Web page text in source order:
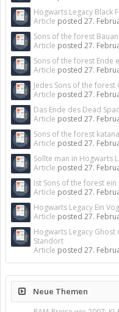
Hogwarts Legacy Black
Article posted 27.
Sons of the forest
Article posted 27.
Sons of the forest Ende
Article posted 27.
Jedes Sons of the
Article posted 27.
Das Ende des Dead
Article posted 27.
Sons of the forest
Article posted 27.
Sollte man in Hogwarts
Article posted 27.
Ist Sons of the forest
Article posted 27.
Hogwarts Legacy Ein
Article posted 27.
Hogwarts Legacy Ghost
Standort
Article posted 27.
Neue Themen